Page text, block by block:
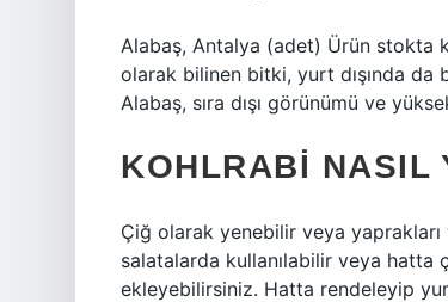
Alabaş, Antalya (adet) Ürün stokta
olarak bilinen bitki, yurt dışında da
Alabaş, sıra dışı görünümü ve
KOHLRABI NASIL
Çiğ olarak yenebilir veya
salatalarda kullanılabilir veya hatta
ekleyebilirsiniz. Hatta rendeleyip